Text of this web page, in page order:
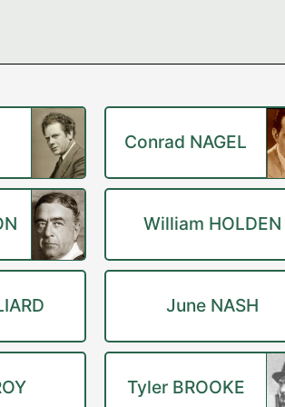
Conrad NAGEL
William HOLDEN
June NASH
Tyler BROOKE